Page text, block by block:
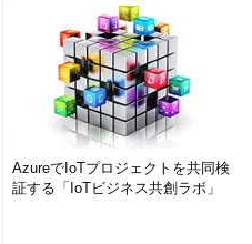
AzureでIoTプロジェクトを共同検
証する「IoTビジネス共創ラボ」